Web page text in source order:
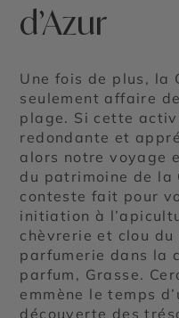
d’Azur
Une fois de plus, la
seulement affaire
plage. Si cette
redondante et
alors notre voyage
du patrimoine de la
conteste fait pour
initiation à
chèvrerie et clou
parfumerie dans la
parfum, Grasse.
emmène le temps
découverte des